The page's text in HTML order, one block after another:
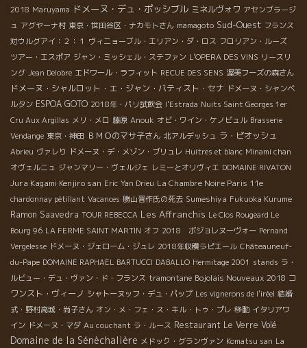
2018 Maruyama ドメーヌ・デュ・ポッシブル ミネルヴォワ アセンブラージ
ュ アグヤーナ村 東京・世田谷区・ナカモトさん mamagoto Sud-Ouest フランス
対ウルグアイ：２：１ ヴィニョーブル・エリアン・ダ・ロス フロリアン・ルーズ
ツアー・エスポア ジャン・ミッシェル・ステファン L'OPERA DES VINS リースリ
ング Jean Delobre エドワール・ラフィット RECUE DES SENS 渥美フーズの森さん
ドメーヌ・シャルロット・エ・ジャン・バティスト・セナ ドメーヌ・シャンベ
ルタン ESPOA GOTO 2018年・パリ試飲会 l'Estrada Nuits Saint Georges 1er
Cru Aux Argillas メリ・メロ 藤原 Anouk オビ・ワイン・ケノビュル Brasserie
Vendange 東京・神田 ＢＭＯのマサ子さん 北アルデッシュ ラ・ピオッシュ
Abrieu ヴァレり ドメーヌ・デ・メゾン・ブリュレ Huitres et blanc Minami chan
オヴェルニュ ジャンマリー・ヴェルジェ レミーとオリヴィエ DOMAINE RIVATON
Jura Kagami Kenjiro san Eric Yan Drieu La Chambre Noire Paris 11e
chardonnay pétillant Vacances 勝山晋作氏の死去 Sumeshiya Fukuoka Kurume
Ramon Saavedra TOUR REBECCA Les Affranchis Le Clos Rougeard Le
Bourg 96 LA FERME SAINT MARTIN オフ 2018 ボジョレヌーヴォー Pernand
Vergelesse ドメーヌ・ジェローム・ジュレ 2018年収穫ラピエール Châteauneuf-
du-Pape DOMAINE RAPHAEL BARTUCCI DABALLO Hermitage 2001 stands ラ・
ルビュー・デュ・ヴァン・ド・フランス tramontane Bojolais Nouveaux 2018 コ
ワンスト・ヴィーノ シャトーヌッフ・デュ・パップ Les vignerons de l'iréel 結婚
式・野村高城・尚子さん オン・メ・フェ・ス・キル・トゥ・プレ 移動 イタリアワ
イン ドメーヌ・マダ Au couchant ラ・ルース Restaurant Le Verre Volé
Domaine de la Sénèchalière メドック・グランヴァン Komatsu san La